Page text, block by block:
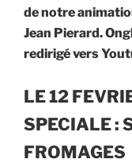
de notre
Jean Pierard.
redirigé vers
LE 12
SPECIALE :
FROMAGES